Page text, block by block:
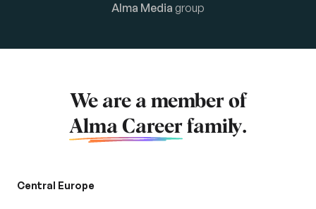
Alma Media group
We are a member of
Alma Career family.
Central Europe